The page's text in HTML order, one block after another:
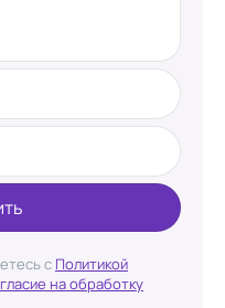
с Политикой
на обработку